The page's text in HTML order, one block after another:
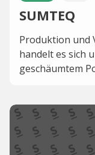
SUMTEQ
Produktion und
handelt es sich
geschäumtem